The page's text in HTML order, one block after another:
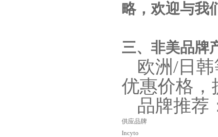
略，欢迎与我
三、非美品牌
欧洲/日
优惠价格，
品牌推荐
供应品牌
Incyto